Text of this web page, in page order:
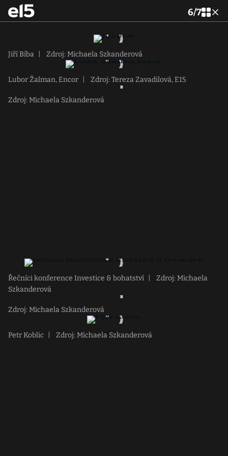
6/7
Jiří Bíba Zdroj: Michaela Szkanderová
Lubor Žalman, Encor Zdroj: Tereza Zavadilová, E15
Zdroj: Michaela Szkanderová
Řečníci konference Investice & bohatství
Zdroj: Michaela
Szkanderová
Zdroj: Michaela Szkanderová
Petr Koblic Zdroj: Michaela Szkanderová